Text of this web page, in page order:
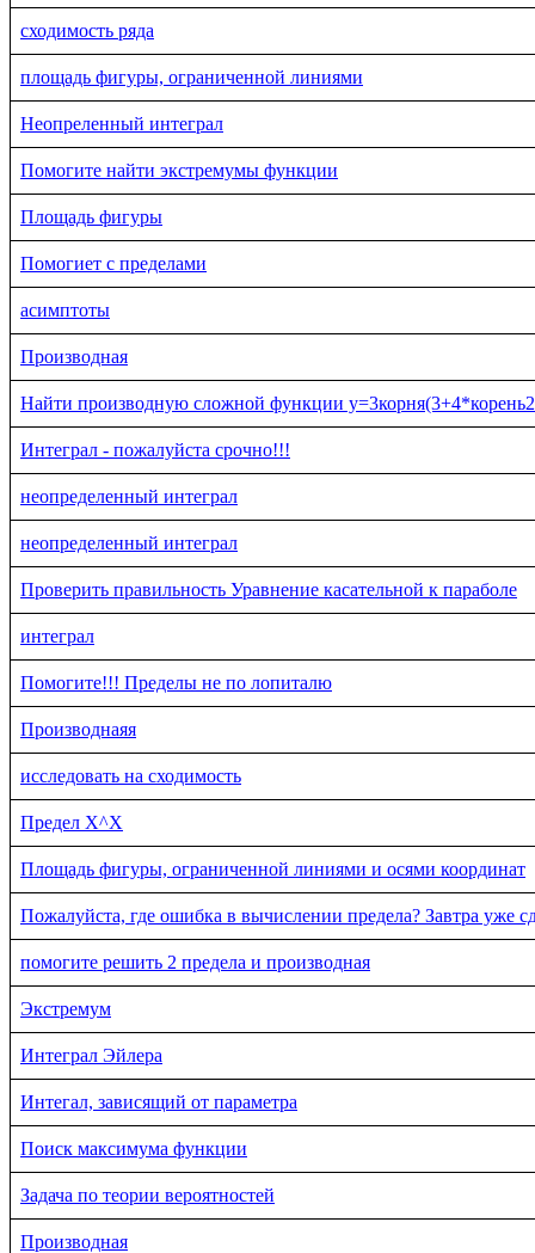
сходимость ряда
площадь фигуры, ограниченной линиями
Неопреленный интеграл
Помогите найти экстремумы функции
Площадь фигуры
Помогиет с пределами
асимптоты
Производная
Найти производную сложной функции
Интеграл - пожалуйста срочно!!!
неопределенный интеграл
неопределенный интеграл
Проверить правильность Уравнение касательной к параболе
интеграл
Помогите!!! Пределы не по лопиталю
Производнаяя
исследовать на сходимость
Предел X^X
Площадь фигуры, ограниченной линиями и осями координат
Пожалуйста, где ошибка в вычислении предела? Завтра уже
помогите решить 2 предела и производная
Экстремум
Интеграл Эйлера
Интегал, зависящий от параметра
Поиск максимума функции
Задача по теории вероятностей
Производная